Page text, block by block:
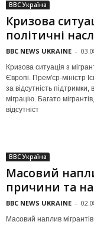
BBC Україна
Кризова
політичні
BBC NEWS UKRAINE -
Кризова ситуація з
Європі. Прем'єр-міністр
за відсутність
міграцію. Багато
відсутніст
BBC Україна
Масовий
причини та
BBC NEWS UKRAINE -
Масовий наплив